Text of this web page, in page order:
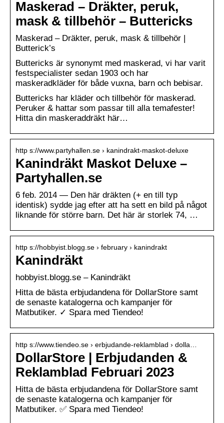
Maskerad – Dräkter, peruk,
mask & tillbehör – Buttericks
Maskerad – Dräkter, peruk, mask & tillbehör |
Butterick’s
Buttericks är synonymt med maskerad, vi har varit
festspecialister sedan 1903 och har
maskeradkläder för både vuxna, barn och bebisar.
Buttericks har kläder och tillbehör för maskerad.
Peruker & hattar som passar till alla temafester!
Hitta din maskeraddräkt här…
http s://www.partyhallen.se › kanindrakt-maskot-deluxe
Kanindräkt Maskot Deluxe –
Partyhallen.se
6 feb. 2014 — Den här dräkten (+ en till typ
identisk) sydde jag efter att ha sett en bild på något
liknande för större barn. Det här är storlek 74, …
http s://hobbyist.blogg.se › february › kanindrakt
Kanindräkt
hobbyist.blogg.se – Kanindräkt
Hitta de bästa erbjudandena för DollarStore samt
de senaste katalogerna och kampanjer för
Matbutiker. ✓ Spara med Tiendeo!
http s://www.tiendeo.se › erbjudande-reklamblad › dolla…
DollarStore | Erbjudanden &
Reklamblad Februari 2023
Hitta de bästa erbjudandena för DollarStore samt
de senaste katalogerna och kampanjer för
Matbutiker. ✅ Spara med Tiendeo!